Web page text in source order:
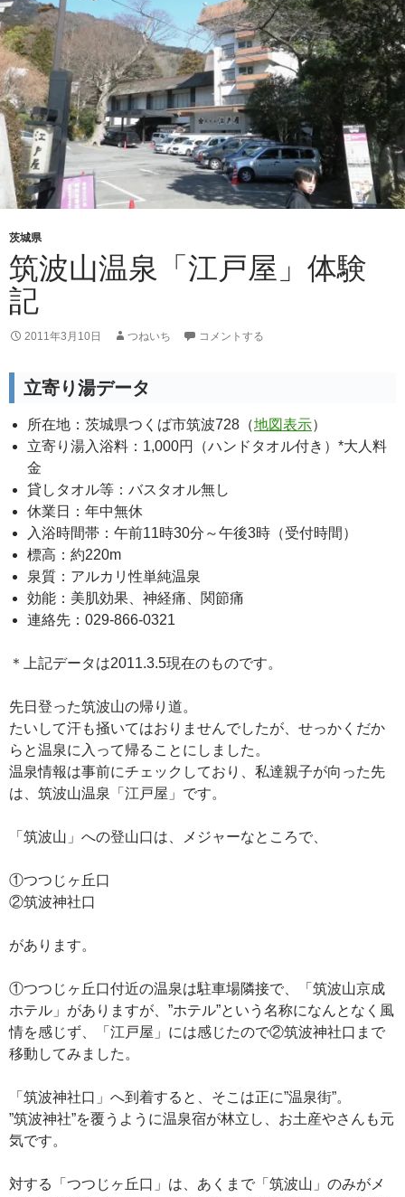
茨城県
筑波山温泉「江戸屋」体験
記
2011年3月10日 つねいち コメントする
立寄り湯データ
所在地：茨城県つくば市筑波728（地図表示）
立寄り湯入浴料：1,000円（ハンドタオル付き）*大人料
金
貸しタオル等：バスタオル無し
休業日：年中無休
入浴時間帯：午前11時30分～午後3時（受付時間）
標高：約220m
泉質：アルカリ性単純温泉
効能：美肌効果、神経痛、関節痛
連絡先：029-866-0321
＊上記データは2011.3.5現在のものです。
先日登った筑波山の帰り道。
たいして汗も掻いてはおりませんでしたが、せっかくだか
らと温泉に入って帰ることにしました。
温泉情報は事前にチェックしており、私達親子が向った先
は、筑波山温泉「江戸屋」です。
「筑波山」への登山口は、メジャーなところで、
①つつじヶ丘口
②筑波神社口
があります。
①つつじヶ丘口付近の温泉は駐車場隣接で、「筑波山京成
ホテル」がありますが、”ホテル”という名称になんとなく風
情を感じず、「江戸屋」には感じたので②筑波神社口まで
移動してみました。
「筑波神社口」へ到着すると、そこは正に”温泉街”。
”筑波神社”を覆うように温泉宿が林立し、お土産やさんも元
気です。
対する「つつじヶ丘口」は、あくまで「筑波山」のみがメ